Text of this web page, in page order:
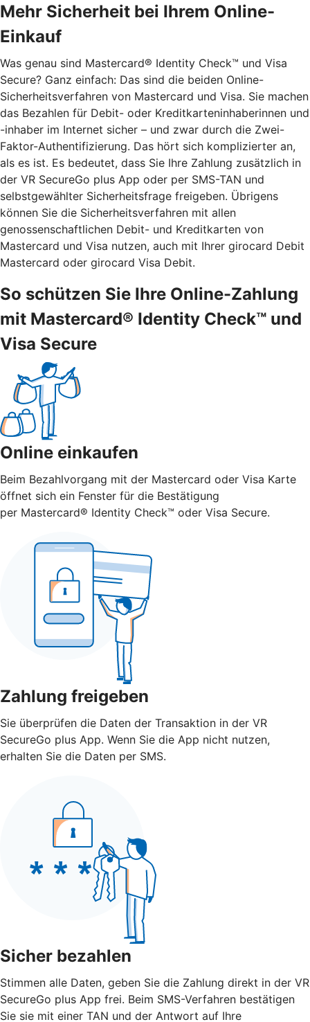
Mehr Sicherheit bei Ihrem Online-
Einkauf
Was genau sind Mastercard® Identity Check™ und Visa
Secure? Ganz einfach: Das sind die beiden Online-
Sicherheitsverfahren von Mastercard und Visa. Sie machen
das Bezahlen für Debit- oder Kreditkarteninhaberinnen und
-inhaber im Internet sicher – und zwar durch die Zwei-
Faktor-Authentifizierung. Das hört sich komplizierter an,
als es ist. Es bedeutet, dass Sie Ihre Zahlung zusätzlich in
der VR SecureGo plus App oder per SMS-TAN und
selbstgewählter Sicherheitsfrage freigeben. Übrigens
können Sie die Sicherheitsverfahren mit allen
genossenschaftlichen Debit- und Kreditkarten von
Mastercard und Visa nutzen, auch mit Ihrer girocard Debit
Mastercard oder girocard Visa Debit.
So schützen Sie Ihre Online-Zahlung
mit Mastercard® Identity Check™ und
Visa Secure
Online einkaufen
Beim Bezahlvorgang mit der Mastercard oder Visa Karte
öffnet sich ein Fenster für die Bestätigung
per Mastercard® Identity Check™ oder Visa Secure.
Zahlung freigeben
Sie überprüfen die Daten der Transaktion in der VR
SecureGo plus App. Wenn Sie die App nicht nutzen,
erhalten Sie die Daten per SMS.
Sicher bezahlen
Stimmen alle Daten, geben Sie die Zahlung direkt in der VR
SecureGo plus App frei. Beim SMS-Verfahren bestätigen
Sie sie mit einer TAN und der Antwort auf Ihre